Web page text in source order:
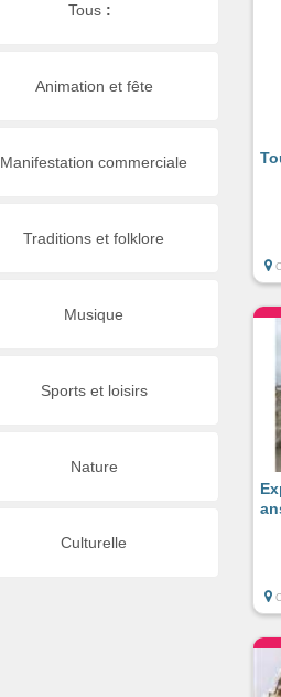
Tous :
Animation et fête
Manifestation commerciale
Traditions et folklore
Musique
Sports et loisirs
Nature
Culturelle